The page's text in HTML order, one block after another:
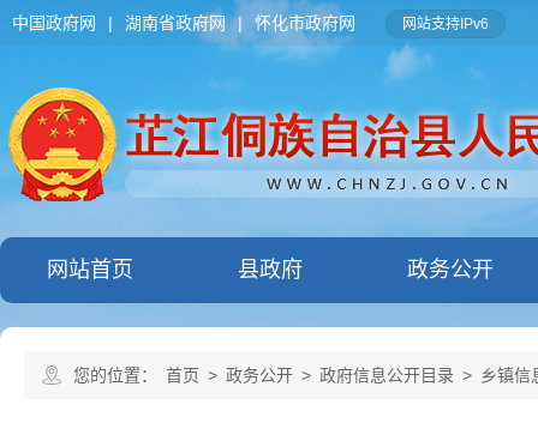
中国政府网 | 湖南省政府网 | 怀化市政府网 网站支持IPv6
网站首页 县政府 政务公开
您的位置： 首页 > 政务公开 > 政府信息公开目录 > 乡镇信